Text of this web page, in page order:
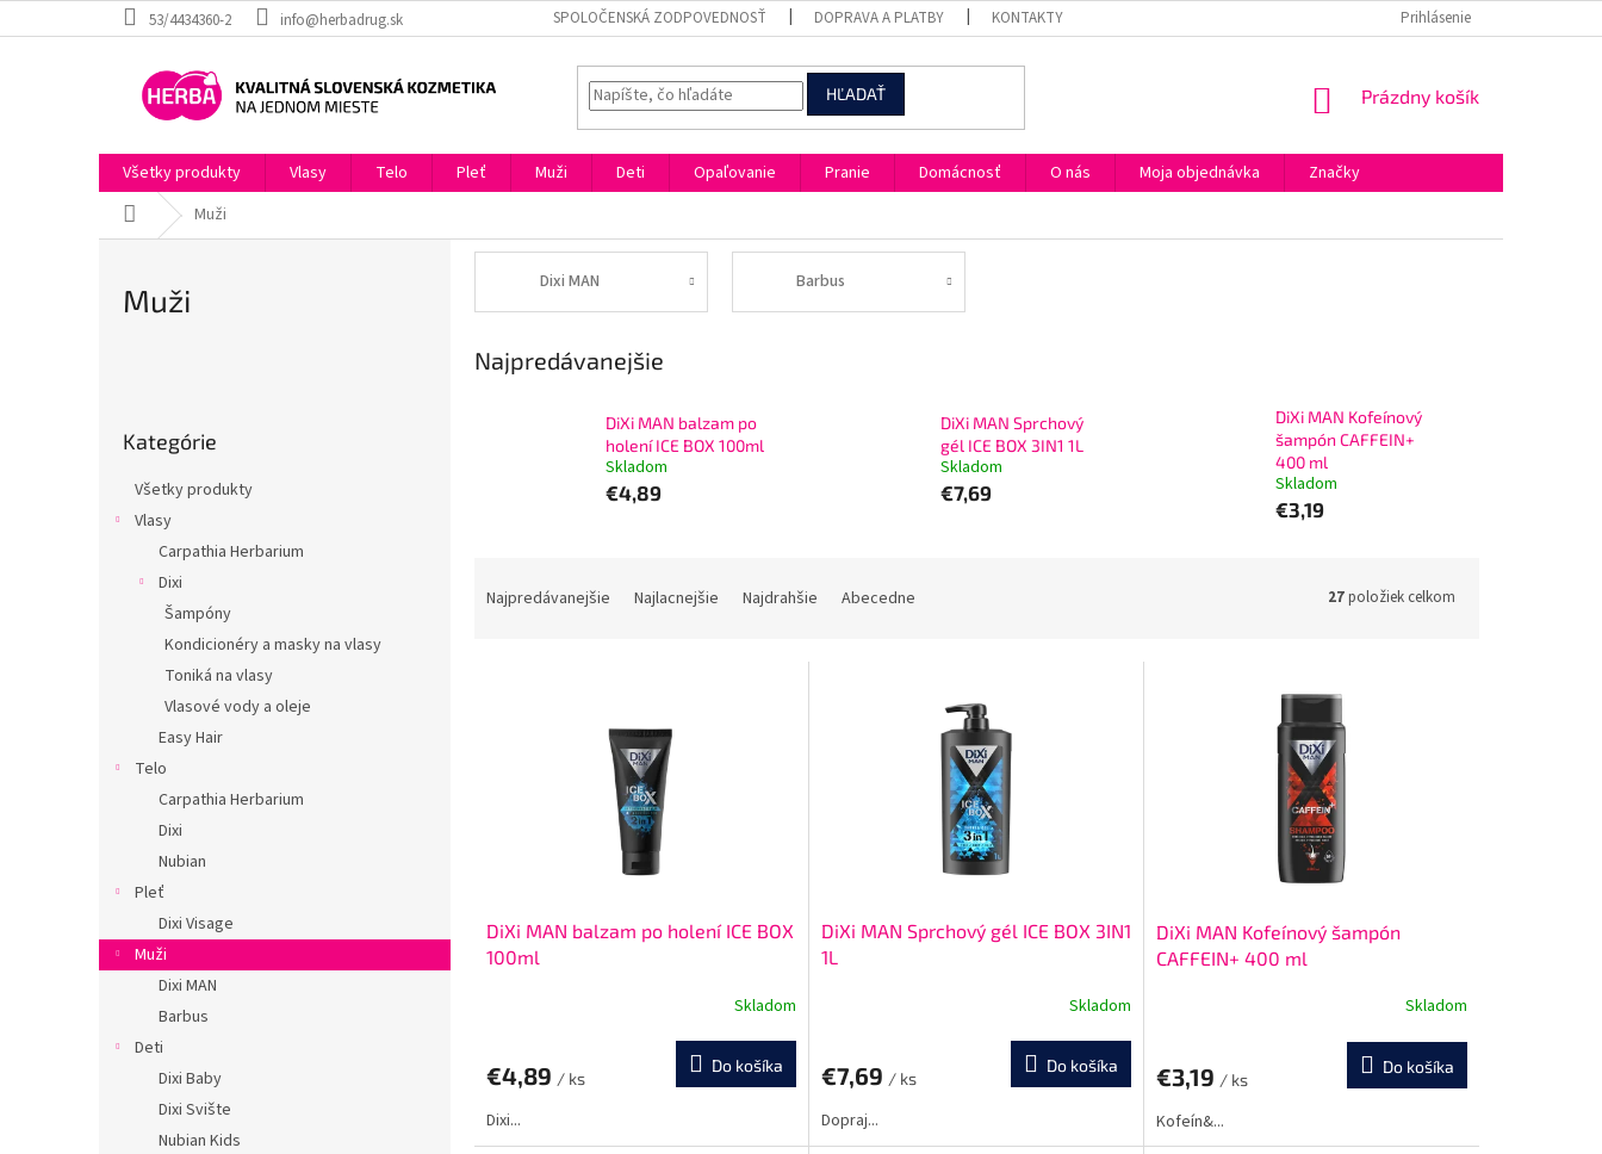
na
53/4434360-2 info@herbadrug.sk SPOLOČENSKÁ ZODPOVEDNOSŤ DOPRAVA A PLATBY KONTAKTY OBCHODNÉ PODMIENKY
Prihlásenie
HĽADAŤ
NÁKUPNÝ
Prázdny košík
Všetky produkty Vlasy Telo Pleť Muži Deti Opaľovanie Pranie Domácnosť O nás Moja objednávka
Značky
DomovMuži
Muži
kategórie
Kategórie
Všetky produkty
Vlasy
Carpathia Herbarium
Dixi
Šampóny
Kondicionéry a masky na vlasy
Toniká na vlasy
Vlasové vody a oleje
Easy Hair
Telo
Carpathia Herbarium
Dixi
Nubian
Pleť
Dixi Visage
Muži
Dixi MAN
Barbus
Deti
Dixi Baby
Dixi Svište
Nubian Kids
Dixi MAN Barbus
Najpredávanejšie
DiXi MAN balzam po
holení ICE BOX 100ml
Skladom
€4,89
DiXi MAN Sprchový
gél ICE BOX 3IN1 1L
Skladom
€7,69
DiXi MAN Kofeínový
šampón CAFFEIN+
400 ml
Skladom
€3,19
Najpredávanejšie Najlacnejšie Najdrahšie Abecedne 27položiek celkom
DiXi MAN balzam po holení ICE BOX
100ml
Skladom
€4,89 / ks
Do košíka
Dixi...
DiXi MAN Sprchový gél ICE BOX 3IN1
1L
Skladom
€7,69 / ks
Do košíka
Dopraj...
DiXi MAN Kofeínový šampón
CAFFEIN+ 400 ml
Skladom
€3,19 / ks
Do košíka
Kofeín&...